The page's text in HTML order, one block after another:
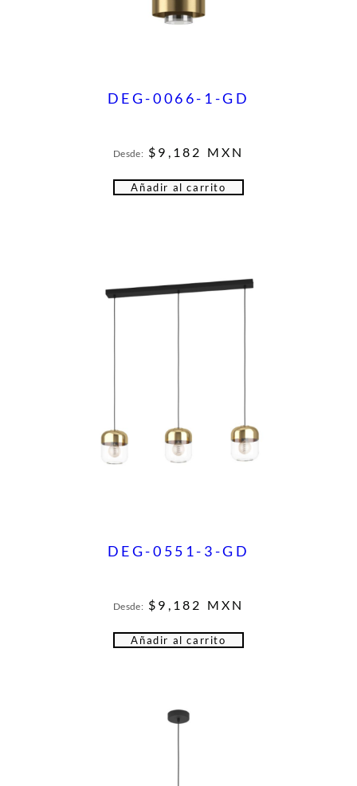
DEG-0066-1-GD
Desde: $ 9,182 MXN
Añadir al carrito
DEG-0551-3-GD
Desde: $ 9,182 MXN
Añadir al carrito